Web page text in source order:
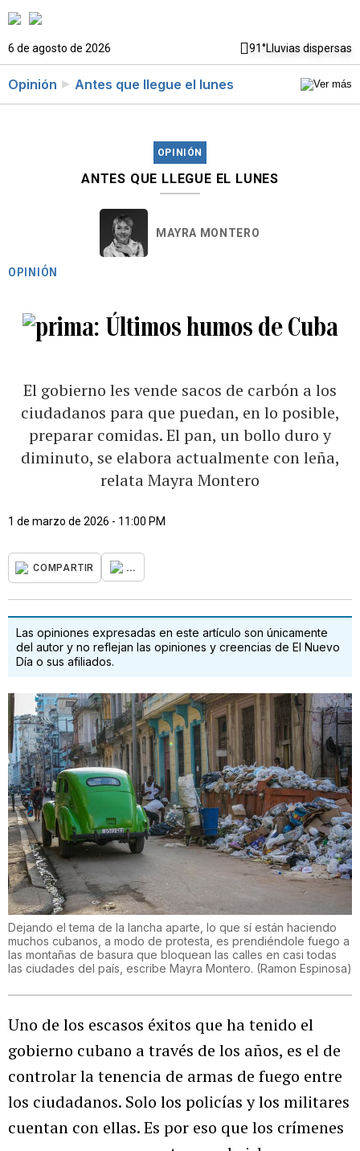
6 de agosto de 2026 91°Lluvias dispersas
Opinión Antes que llegue el lunes
OPINIÓN
ANTES QUE LLEGUE EL LUNES
MAYRA MONTERO
OPINIÓN
Últimos humos de Cuba
El gobierno les vende sacos de carbón a los
ciudadanos para que puedan, en lo posible,
preparar comidas. El pan, un bollo duro y
diminuto, se elabora actualmente con leña,
relata Mayra Montero
1 de marzo de 2026 - 11:00 PM
COMPARTIR ...
Las opiniones expresadas en este artículo son únicamente
del autor y no reflejan las opiniones y creencias de El Nuevo
Día o sus afiliados.
Dejando el tema de la lancha aparte, lo que sí están haciendo
muchos cubanos, a modo de protesta, es prendiéndole fuego a
las montañas de basura que bloquean las calles en casi todas
las ciudades del país, escribe Mayra Montero. (Ramon Espinosa)
Uno de los escasos éxitos que ha tenido el
gobierno cubano a través de los años, es el de
controlar la tenencia de armas de fuego entre
los ciudadanos. Solo los policías y los militares
cuentan con ellas. Es por eso que los crímenes